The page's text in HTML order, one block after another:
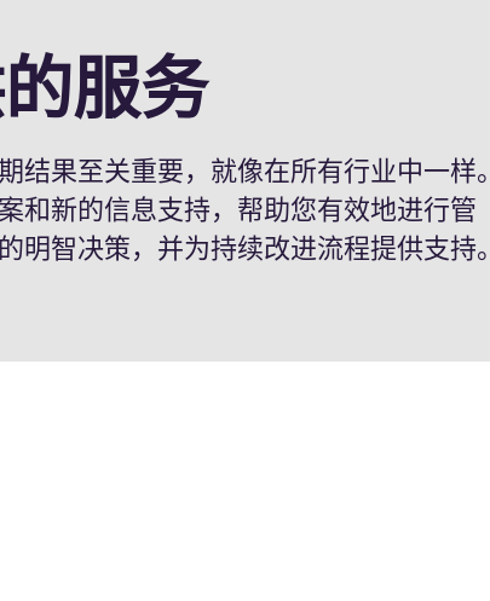
服务
结果至关重要，就像在所有行业中一样。
和新的信息支持，帮助您有效地进行管
明智决策，并为持续改进流程提供支持。